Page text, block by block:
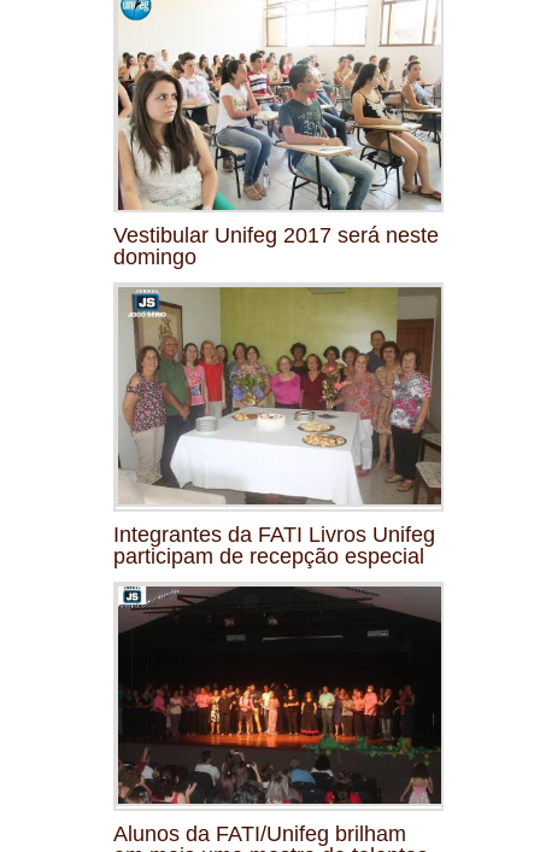
Vestibular Unifeg 2017 será neste
domingo
Integrantes da FATI Livros Unifeg
participam de recepção especial
Alunos da FATI/Unifeg brilham